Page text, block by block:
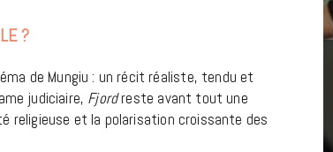
?
de Mungiu : un récit réaliste, tendu et
judiciaire, Fjordreste avant tout une
religieuse et la polarisation croissante des
MUSIQUE
Cage The Elephant, l’ivoire du rock